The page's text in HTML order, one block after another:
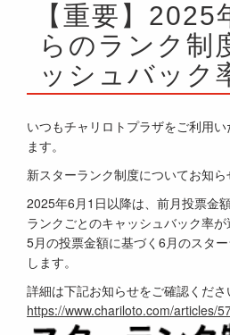
【重要】2025
らのランク制
ッシュバック
いつもチャリロトプラザをご利用
ます。
新スターランク制度についてお知ら
2025年6月1日以降は、前月投票金
ランクごとのキャッシュバック率が
5月の投票金額に基づく6月のスタ
します。
詳細は下記お知らせをご確認くださ
https://www.chariloto.com/articles/